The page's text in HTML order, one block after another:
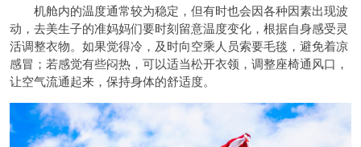
机舱内的温度通常较为稳定，但有时也会因各种因素出现波
动，去美生子的准妈妈们要时刻留意温度变化，根据自身感受灵
活调整衣物。如果觉得冷，及时向空乘人员索要毛毯，避免着凉
感冒；若感觉有些闷热，可以适当松开衣领，调整座椅通风口，
让空气流通起来，保持身体的舒适度。